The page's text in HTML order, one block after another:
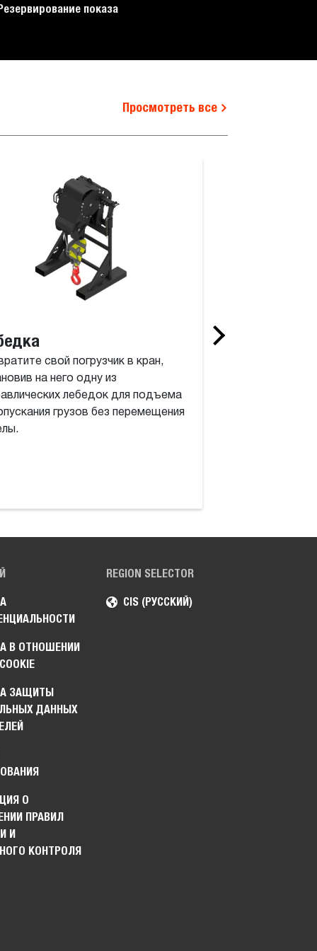
показа
Просмотреть все
свой погрузчик в кран,
на него одну из
лебедок для подъема
грузов без перемещения
Коробчатый
REGION SELECTOR
CIS (РУССКИЙ)
В ОТНОШЕНИИ
ЗАЩИТЫ
ДАННЫХ
О
ПРАВИЛ
И
КОНТРОЛЯ